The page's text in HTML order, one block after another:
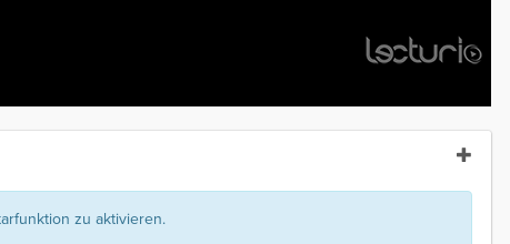
zu aktivieren.